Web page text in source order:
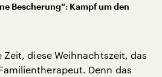
Bescherung“: Kampf um den
Zeit, diese Weihnachtszeit, das
Denn das